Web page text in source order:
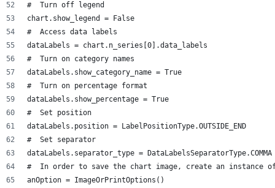
#  Turn off legend
chart.show_legend = False
#  Access data labels
dataLabels = chart.n_series[0].data_labels
#  Turn on category names
dataLabels.show_category_name = True
#  Turn on percentage format
dataLabels.show_percentage = True
#  Set position
dataLabels.position = LabelPositionType.OUTSIDE_END
#  Set separator
dataLabels.separator_type = DataLabelsSeparatorType.COMMA
#  In order to save the chart image, create an instance of
anOption = ImageOrPrintOptions()